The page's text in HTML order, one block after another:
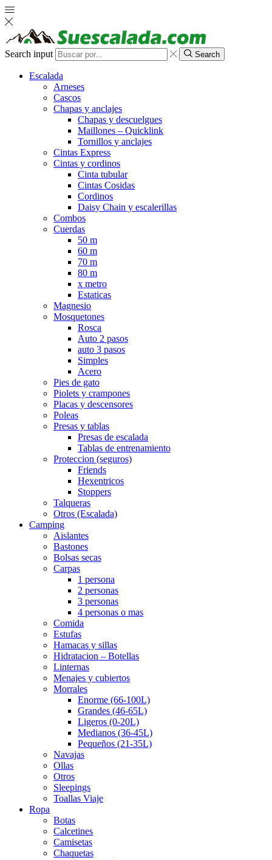
Search input Search
Escalada
Arneses
Cascos
Chapas y anclajes
Chapas y descuelgues
Maillones – Quicklink
Tornillos y anclajes
Cintas Express
Cintas y cordinos
Cinta tubular
Cintas Cosidas
Cordinos
Daisy Chain y escalerillas
Combos
Cuerdas
50 m
60 m
70 m
80 m
x metro
Estaticas
Magnesio
Mosquetones
Rosca
Auto 2 pasos
auto 3 pasos
Simples
Acero
Pies de gato
Piolets y crampones
Placas y descensores
Poleas
Presas y tablas
Presas de escalada
Tablas de entrenamiento
Proteccion (seguros)
Friends
Hexentricos
Stoppers
Talqueras
Otros (Escalada)
Camping
Aislantes
Bastones
Bolsas secas
Carpas
1 persona
2 personas
3 personas
4 personas o mas
Comida
Estufas
Hamacas y sillas
Hidratacion – Botellas
Linternas
Menajes y cubiertos
Morrales
Enorme (66-100L)
Grandes (46-65L)
Ligeros (0-20L)
Medianos (36-45L)
Pequeños (21-35L)
Navajas
Ollas
Otros
Sleepings
Toallas Viaje
Ropa
Botas
Calcetines
Camisetas
Chaquetas